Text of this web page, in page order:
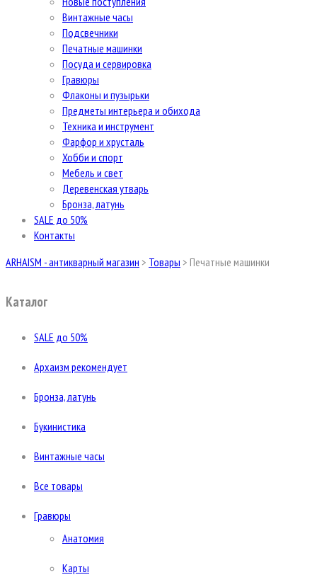
Винтажные часы
Подсвечники
Печатные машинки
Посуда и сервировка
Гравюры
Флаконы и пузырьки
Предметы интерьера и обихода
Техника и инструмент
Фарфор и хрусталь
Хобби и спорт
Мебель и свет
Деревенская утварь
Бронза, латунь
SALE до 50%
Контакты
ARHAISM - антикварный магазин > Товары > Печатные машинки
Каталог
SALE до 50%
Архаизм рекомендует
Бронза, латунь
Букинистика
Винтажные часы
Все товары
Гравюры
Анатомия
Карты